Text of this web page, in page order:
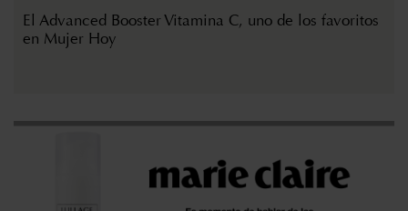
El Advanced Booster Vitamina C, uno de los favoritos
en Mujer Hoy